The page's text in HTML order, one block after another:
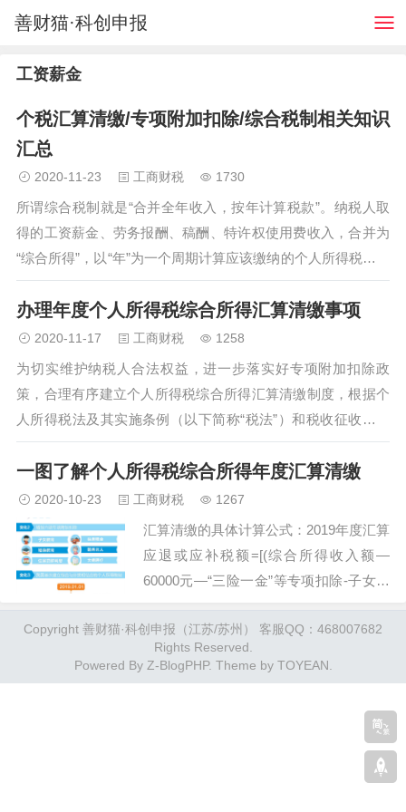
善财猫·科创申报
工资薪金
个税汇算清缴/专项附加扣除/综合税制相关知识
汇总
2020-11-23 工商财税 1730
所谓综合税制就是“合并全年收入，按年计算税款”。纳税人取
得的工资薪金、劳务报酬、稿酬、特许权使用费收入，合并为
“综合所得”，以“年”为一个周期计算应该缴纳的个人所得税。平
时取得这四项收入时，先由支付方(即扣缴义务人)依税法规定
按月或者按次预扣预缴税款。 年度终了，纳税人需要将上述四
项所得的全年收入和可以扣除的费用进行汇总，收入减去费用
后，适用3%—45%的综合所得年度税率表，计算全年应纳个人
所得税，再减去年度内已经预缴的税款，向税务机关办理年度
纳税申报并结清应退或应补税款，这个过程就是汇算清缴。…
办理年度个人所得税综合所得汇算清缴事项
2020-11-17 工商财税 1258
为切实维护纳税人合法权益，进一步落实好专项附加扣除政
策，合理有序建立个人所得税综合所得汇算清缴制度，根据个
人所得税法及其实施条例（以下简称“税法”）和税收征收管理
法及其实施细则有关规定，现就办理2019年度个人所得税综合
所得汇算清缴（以下简称“年度汇算”）有关事项公告……
一图了解个人所得税综合所得年度汇算清缴
2020-10-23 工商财税 1267
汇算清缴的具体计算公式：2019年度汇算
应退或应补税额=[(综合所得收入额—
60000元—“三险一金”等专项扣除-子女教
除)×适用税率-速算扣除数]—2019年已预
缴税额。…
Copyright 善财猫·科创申报（江苏/苏州） 客服QQ：468007682
Rights Reserved.
Powered By Z-BlogPHP. Theme by TOYEAN